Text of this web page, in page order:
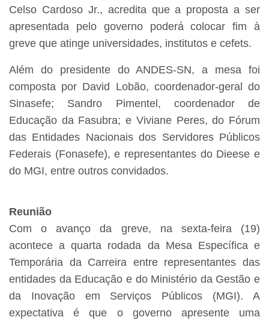
Celso Cardoso Jr., acredita que a proposta a ser
apresentada pelo governo poderá colocar fim à
greve que atinge universidades, institutos e cefets.
Além do presidente do ANDES-SN, a mesa foi
composta por David Lobão, coordenador-geral do
Sinasefe; Sandro Pimentel, coordenador de
Educação da Fasubra; e Viviane Peres, do Fórum
das Entidades Nacionais dos Servidores Públicos
Federais (Fonasefe), e representantes do Dieese e
do MGI, entre outros convidados.
Reunião
Com o avanço da greve, na sexta-feira (19)
acontece a quarta rodada da Mesa Específica e
Temporária da Carreira entre representantes das
entidades da Educação e do Ministério da Gestão e
da Inovação em Serviços Públicos (MGI). A
expectativa é que o governo apresente uma